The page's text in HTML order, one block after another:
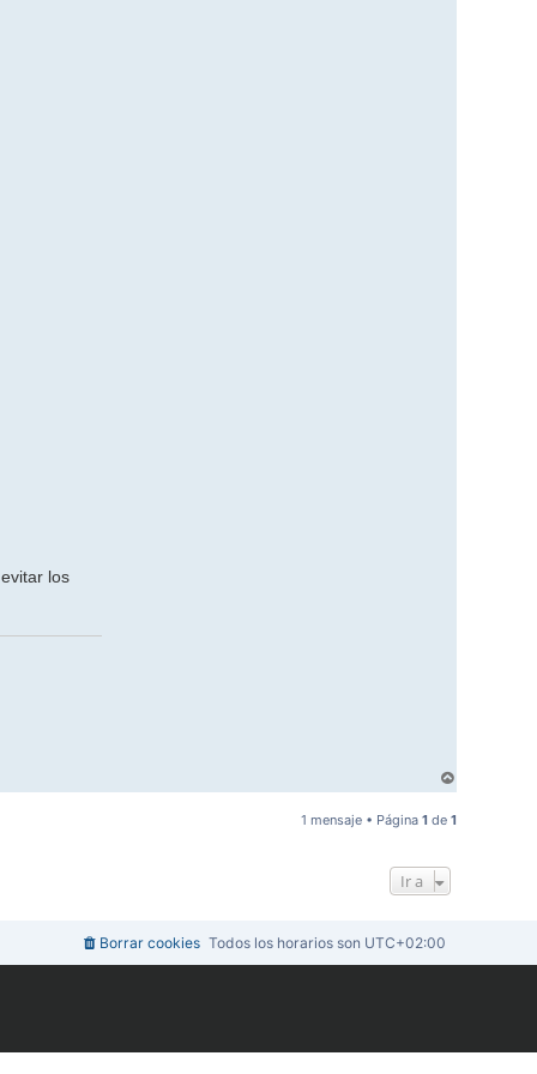
los
r
r
i
1 mensaje • Página 1 de 1
Ir a
Todos los horarios son UTC+02:00
Borrar cookies